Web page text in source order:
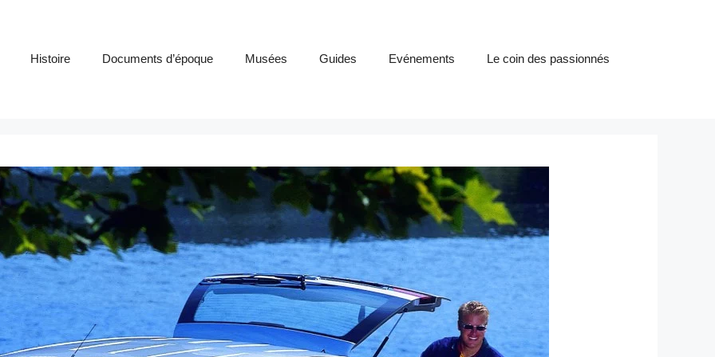
Histoire Documents d’époque Musées Guides Evénements Le coin des passionnés